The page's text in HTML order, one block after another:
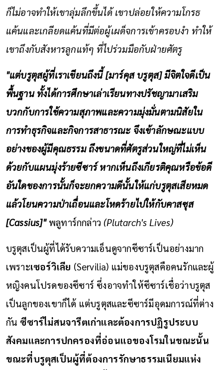
ก็ไม่อาจทำให้เขาลุ่มลึกขึ้นได้ เขาปล่อยให้ความโกรธ
แค้นและเกลียดแค้นที่มีต่อผู้เผด็จการเข้าครอบงำ ทำให้
เขาถึงกับสังหารลูกแท้ๆ ที่ไปร่วมมือกับฝ่ายศัตรู
"แต่บรูตุสผู้ที่เราเขียนถึงนี้ [มาร์คุส บรูตุส] มีจิตใจดีเป็น
พื้นฐาน ทั้งได้การศึกษาเล่าเรียนทางปรัชญามาเสริม
บวกกับการใช้ความสุภาพและความมุ่งมั่นตามนิสัยใน
การทำธุรกิจและกิจการสาธารณะ จึงเข้าลักษณะแบบ
อย่างของผู้มีคุณธรรม ถึงขนาดที่ศัตรูส่วนใหญ่ที่ไม่เห็น
ด้วยกับแผนมุ่งร้ายซีซาร์ หากเห็นถึงเกียรติคุณหรือข้อดี
อันใดของการนั้นก็จะยกความดีนั้นให้แก่บรูตุสเสียหมด
แล้วโยนความป่าเถื่อนและโหดร้ายไปให้กับคาสซุส
[Cassius]" พลูทาร์กกล่าว(Plutarch's Lives)
บรูตุสเป็นผู้ที่ได้รับความเอ็นดูจากซีซาร์เป็นอย่างมาก
เพราะเซอร์วิเลีย (Servilia) แม่ของบรูตุสคือคนรักและผู้
หญิงคนโปรดของซีซาร์ ซึ่งอาจทำให้ซีซาร์เชื่อว่าบรูตุส
เป็นลูกของเขาก็ได้ แต่บรูตุสและซีซาร์มีอุดมการณ์ที่ต่าง
กันซีซาร์ไม่สนจารีตเก่าและต้องการปฏิรูประบบ
สังคมและการปกครองที่อ่อนแอของโรมในขณะนั้น
ขณะที่บรูตุสเป็นผู้ที่ต้องการรักษาธรรมเนียมแห่ง